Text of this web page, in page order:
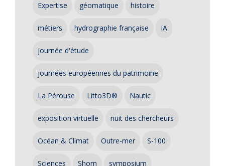
Expertise géomatique histoire
métiers hydrographie française IA
journée d'étude
journées européennes du patrimoine
La Pérouse Litto3D® Nautic
exposition virtuelle nuit des chercheurs
Océan & Climat Outre-mer S-100
Sciences Shom symposium